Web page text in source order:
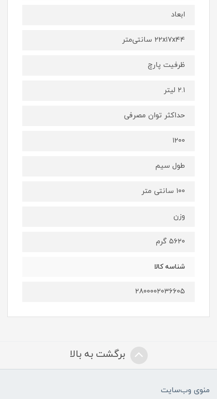
ابعاد
۲۲x۱۷x۴۴ سانتی‌متر
ظرفیت پارچ
۲.۱ لیتر
حداکثر توان مصرفی
۱۲۰۰
طول سیم
۱۰۰ سانتی متر
وزن
۵۶۲۰ گرم
شناسه کالا
۲۸۰۰۰۰۲۰۳۶۶۰۵
برگشت به بالا
منوی وب‌سایت